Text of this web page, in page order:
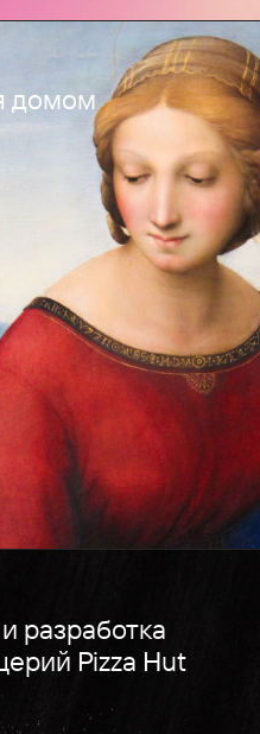
домом
разработка
Pizza Hut